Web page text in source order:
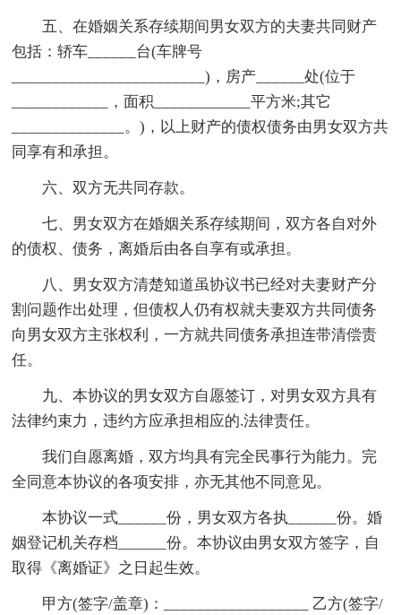
五、在婚姻关系存续期间男女双方的夫妻共同财产
包括：轿车______台(车牌号
________________________)，房产______处(位于
____________，面积____________平方米;其它
______________。)，以上财产的债权债务由男女双方共
同享有和承担。
六、双方无共同存款。
七、男女双方在婚姻关系存续期间，双方各自对外
的债权、债务，离婚后由各自享有或承担。
八、男女双方清楚知道虽协议书已经对夫妻财产分
割问题作出处理，但债权人仍有权就夫妻双方共同债务
向男女双方主张权利，一方就共同债务承担连带清偿责
任。
九、本协议的男女双方自愿签订，对男女双方具有
法律约束力，违约方应承担相应的.法律责任。
我们自愿离婚，双方均具有完全民事行为能力。完
全同意本协议的各项安排，亦无其他不同意见。
本协议一式______份，男女双方各执______份。婚
姻登记机关存档______份。本协议由男女双方签字，自
取得《离婚证》之日起生效。
甲方(签字/盖章)：__________________ 乙方(签字/